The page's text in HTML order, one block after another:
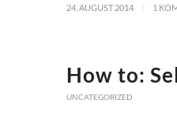
24. AUGUST 2014 / 1
How to:
UNCATEGORIZED